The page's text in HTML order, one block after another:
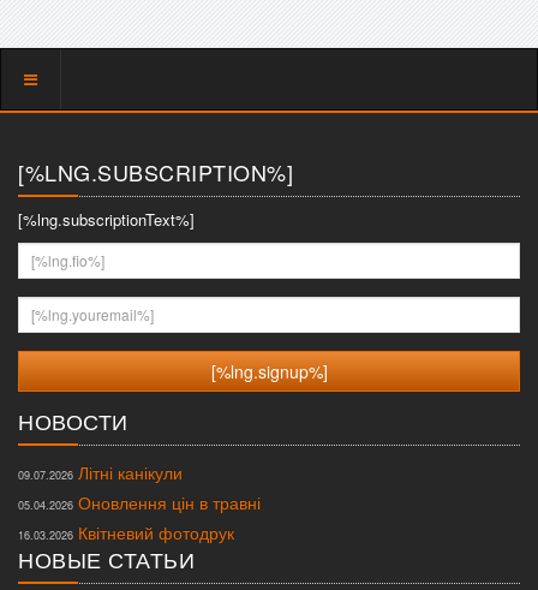
Показать
[%LNG.SUBSCRIPTION%]
[%lng.subscriptionText%]
[%lng.fio%]
[%lng.youremail%]
НОВОСТИ
09.07.2026 Літні канікули
05.04.2026 Оновлення цін в травні
16.03.2026 Квітневий фотодрук
НОВЫЕ СТАТЬИ